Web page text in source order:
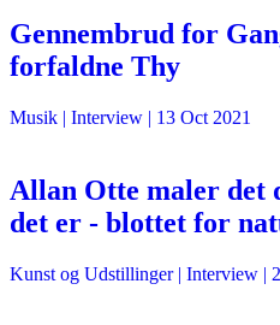
Gennembrud for
forfaldne Thy
Musik | Interview | 13 Oct 2021
Allan Otte maler det
det er - blottet for
Kunst og Udstillinger| Interview |